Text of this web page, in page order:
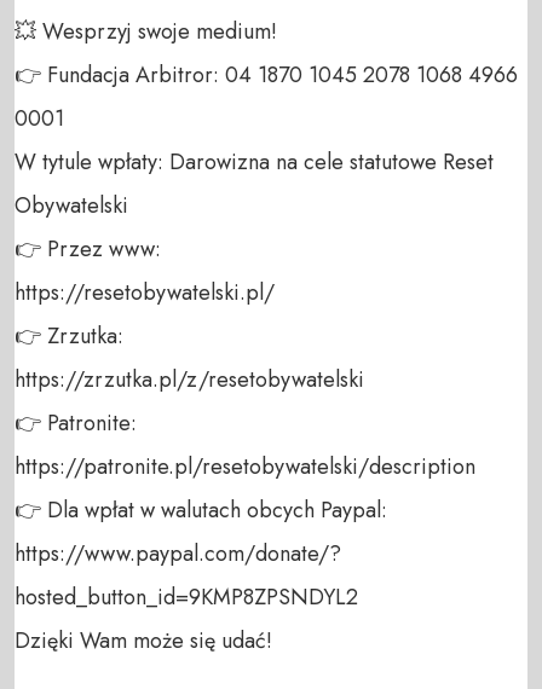
💥 Wesprzyj swoje medium!
👉 Fundacja Arbitror: 04 1870 1045 2078 1068 4966
0001
W tytule wpłaty: Darowizna na cele statutowe Reset
Obywatelski
👉 Przez www:
https://resetobywatelski.pl/
👉 Zrzutka:
https://zrzutka.pl/z/resetobywatelski
👉 Patronite:
https://patronite.pl/resetobywatelski/description
👉 Dla wpłat w walutach obcych Paypal:
https://www.paypal.com/donate/?
hosted_button_id=9KMP8ZPSNDYL2
Dzięki Wam może się udać!